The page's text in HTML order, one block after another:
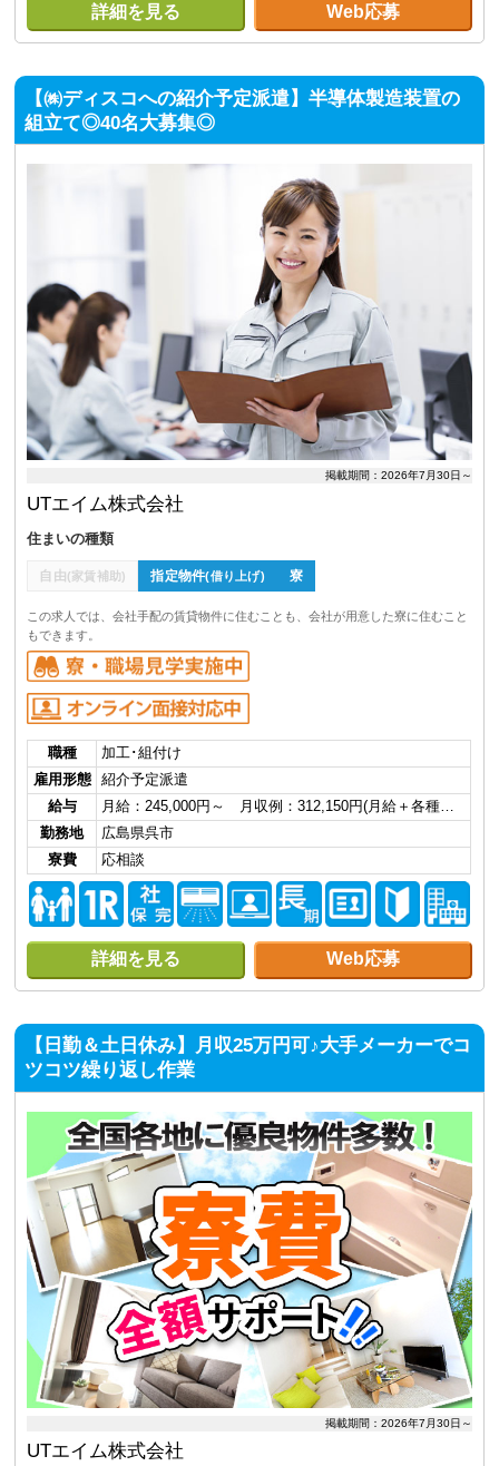
詳細を見る Web応募
【㈱ディスコへの紹介予定派遣】半導体製造装置の
組立て◎40名大募集◎
掲載期間：2026年7月30日～
UTエイム株式会社
住まいの種類
自由(家賃補助) 指定物件(借り上げ) 寮
この求人では、会社手配の賃貸物件に住むことも、会社が用意した寮に住むこと
もできます。
職種
加工･組付け
雇用形態
紹介予定派遣
給与
月給：245,000円～ 月収例：312,150円(月給＋各種…
勤務地
広島県呉市
寮費
応相談
詳細を見る Web応募
【日勤＆土日休み】月収25万円可♪大手メーカーでコ
ツコツ繰り返し作業
掲載期間：2026年7月30日～
UTエイム株式会社